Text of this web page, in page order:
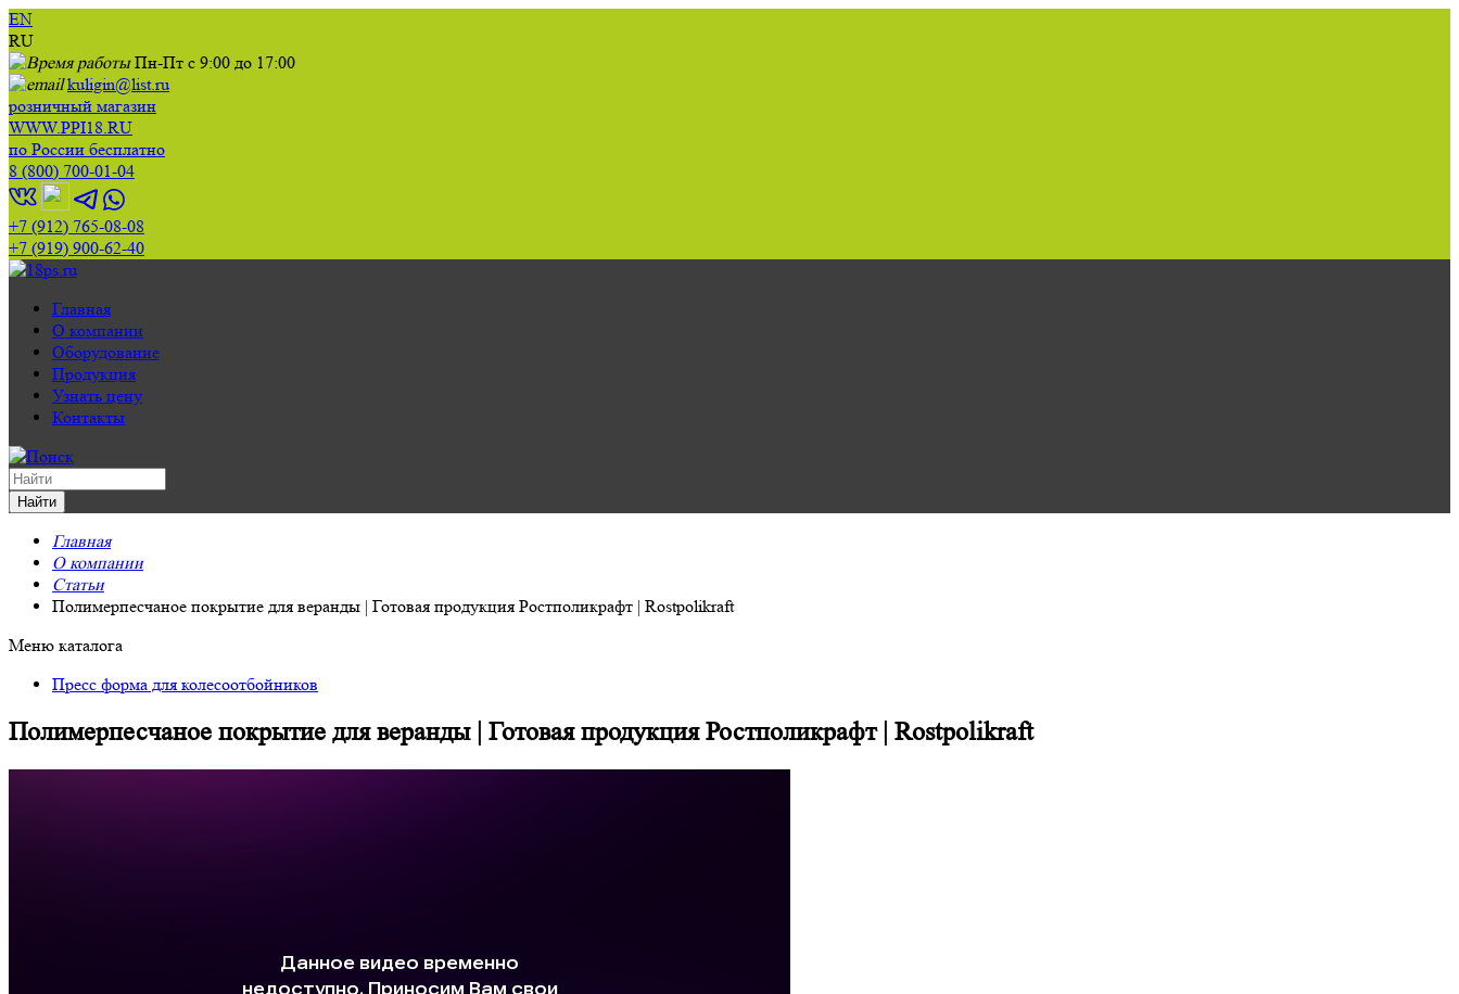
EN
RU
Пн-Пт с 9:00 до 17:00
kuligin@list.ru
розничный магазин
WWW.PPI18.RU
по России бесплатно
8 (800) 700-01-04
+7 (912) 765-08-08
+7 (919) 900-62-40
Главная
О компании
Оборудование
Продукция
Узнать цену
Контакты
Главная
О компании
Статьи
Полимерпесчаное покрытие для веранды | Готовая продукция Ростполикрафт | Rostpolikraft
Меню каталога
Пресс форма для колесоотбойников
Полимерпесчаное покрытие для веранды | Готовая продукция Ростполикрафт | Rostpolikraft